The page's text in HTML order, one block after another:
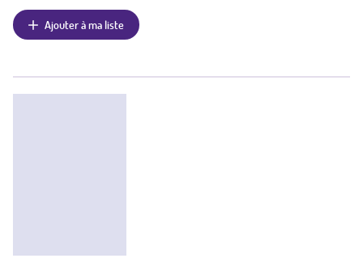
Ajouter à ma liste